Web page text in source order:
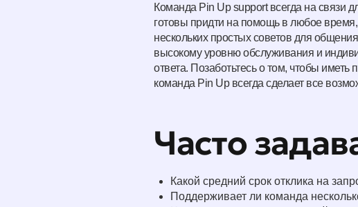
Команда Pin Up support всегда на связи
готовы придти на помощь в любое
нескольких простых советов для
высокому уровню обслуживания и
ответа. Позаботьтесь о том, чтобы
команда Pin Up всегда сделает все
Часто
Какой средний срок отклика на
Поддерживает ли команда